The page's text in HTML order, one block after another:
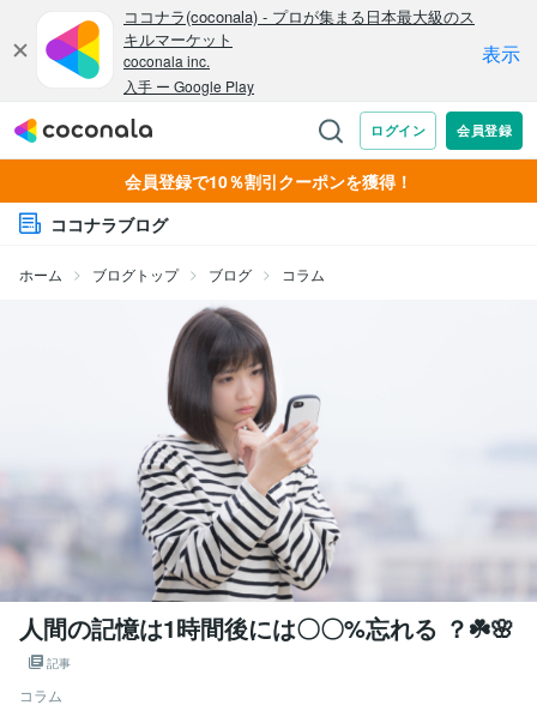
会員登録で10％割引クーポンを獲得！
ココナラブログ
ホーム ブログトップ ブログ コラム
人間の記憶は1時間後には〇〇%忘れる ？☘️🌸
記事
コラム